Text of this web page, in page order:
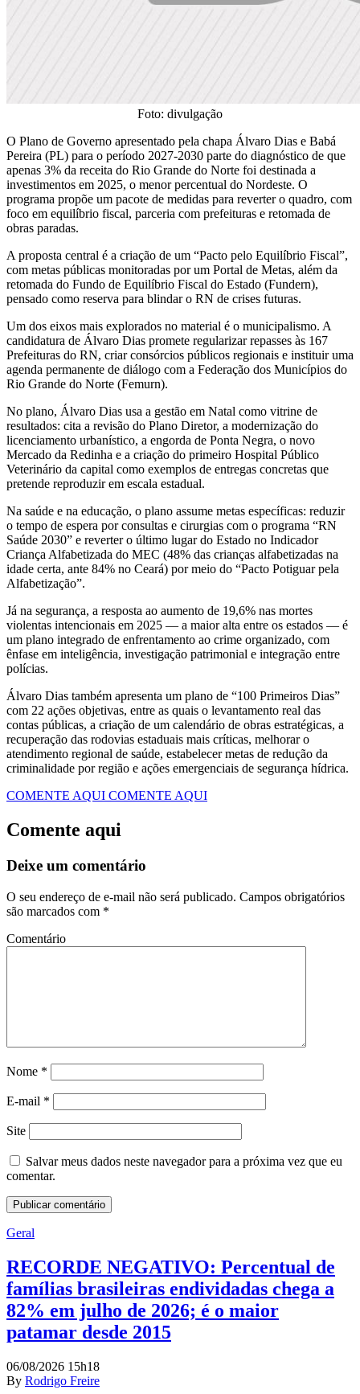
Foto: divulgação
O Plano de Governo apresentado pela chapa Álvaro Dias e Babá
Pereira (PL) para o período 2027-2030 parte do diagnóstico de que
apenas 3% da receita do Rio Grande do Norte foi destinada a
investimentos em 2025, o menor percentual do Nordeste. O
programa propõe um pacote de medidas para reverter o quadro, com
foco em equilíbrio fiscal, parceria com prefeituras e retomada de
obras paradas.
A proposta central é a criação de um “Pacto pelo Equilíbrio Fiscal”,
com metas públicas monitoradas por um Portal de Metas, além da
retomada do Fundo de Equilíbrio Fiscal do Estado (Fundern),
pensado como reserva para blindar o RN de crises futuras.
Um dos eixos mais explorados no material é o municipalismo. A
candidatura de Álvaro Dias promete regularizar repasses às 167
Prefeituras do RN, criar consórcios públicos regionais e instituir uma
agenda permanente de diálogo com a Federação dos Municípios do
Rio Grande do Norte (Femurn).
No plano, Álvaro Dias usa a gestão em Natal como vitrine de
resultados: cita a revisão do Plano Diretor, a modernização do
licenciamento urbanístico, a engorda de Ponta Negra, o novo
Mercado da Redinha e a criação do primeiro Hospital Público
Veterinário da capital como exemplos de entregas concretas que
pretende reproduzir em escala estadual.
Na saúde e na educação, o plano assume metas específicas: reduzir
o tempo de espera por consultas e cirurgias com o programa “RN
Saúde 2030” e reverter o último lugar do Estado no Indicador
Criança Alfabetizada do MEC (48% das crianças alfabetizadas na
idade certa, ante 84% no Ceará) por meio do “Pacto Potiguar pela
Alfabetização”.
Já na segurança, a resposta ao aumento de 19,6% nas mortes
violentas intencionais em 2025 — a maior alta entre os estados — é
um plano integrado de enfrentamento ao crime organizado, com
ênfase em inteligência, investigação patrimonial e integração entre
polícias.
Álvaro Dias também apresenta um plano de “100 Primeiros Dias”
com 22 ações objetivas, entre as quais o levantamento real das
contas públicas, a criação de um calendário de obras estratégicas, a
recuperação das rodovias estaduais mais críticas, melhorar o
atendimento regional de saúde, estabelecer metas de redução da
criminalidade por região e ações emergenciais de segurança hídrica.
COMENTE AQUI COMENTE AQUI
Comente aqui
Deixe um comentário
O seu endereço de e-mail não será publicado. Campos obrigatórios
são marcados com *
Comentário
Nome *
E-mail *
Site
Salvar meus dados neste navegador para a próxima vez que eu
comentar.
Geral
RECORDE NEGATIVO: Percentual de
famílias brasileiras endividadas chega a
82% em julho de 2026; é o maior
patamar desde 2015
06/08/2026 15h18
By Rodrigo Freire